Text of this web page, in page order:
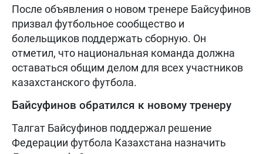
После объявления о новом тренере Байсуфинов
призвал футбольное сообщество и
болельщиков поддержать сборную. Он
отметил, что национальная команда должна
оставаться общим делом для всех участников
казахстанского футбола.
Байсуфинов обратился к новому тренеру
Талгат Байсуфинов поддержал решение
Федерации футбола Казахстана назначить